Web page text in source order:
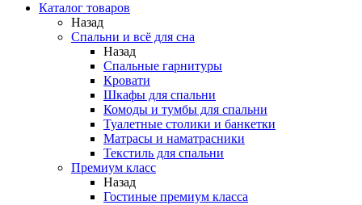
Каталог товаров
Назад
Спальни и всё для сна
Назад
Спальные гарнитуры
Кровати
Шкафы для спальни
Комоды и тумбы для спальни
Туалетные столики и банкетки
Матрасы и наматрасники
Текстиль для спальни
Премиум класс
Назад
Гостиные премиум класса